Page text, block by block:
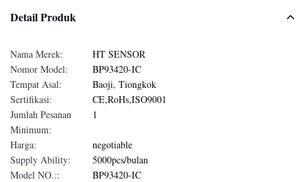
Detail Produk
Nama Merek:
HT SENSOR
Nomor Model:
BP93420-IC
Tempat Asal:
Baoji, Tiongkok
Sertifikasi:
CE,RoHs,ISO9001
Jumlah Pesanan
Minimum:
1
Harga:
negotiable
Supply Ability:
5000pcs/bulan
Model NO.::
BP93420-IC